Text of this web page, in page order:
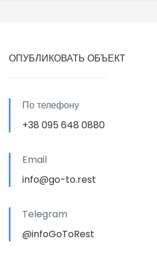
ОПУБЛИКОВАТЬ ОБЪЕКТ
По телефону
+38 095 648 0880
Email
info@go-to.rest
Telegram
@infoGoToRest